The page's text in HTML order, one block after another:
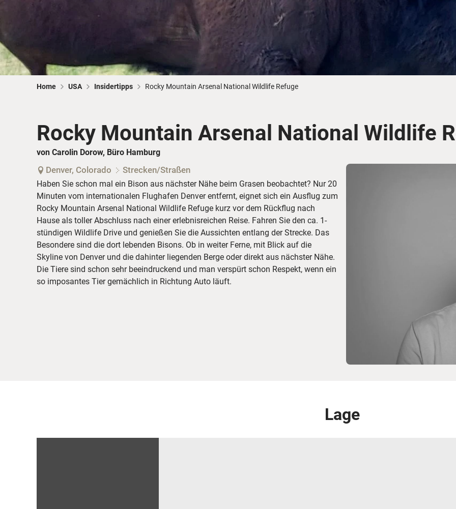
Hawaii
Skireisen
CANUSA-Magazin
Über uns
Home USA Insidertipps Rocky Mountain Arsenal National Wildlife Refuge
Rocky Mountain Arsenal National Wildlife
von Carolin Dorow, Büro Hamburg
Denver, Colorado Strecken/Straßen
Haben Sie schon mal ein Bison aus nächster Nähe beim Grasen beobachtet? Nur 20
Minuten vom internationalen Flughafen Denver entfernt, eignet sich ein Ausflug zum
Rocky Mountain Arsenal National Wildlife Refuge kurz vor dem Rückflug nach
Hause als toller Abschluss nach einer erlebnisreichen Reise. Fahren Sie den ca. 1-
stündigen Wildlife Drive und genießen Sie die Aussichten entlang der Strecke. Das
Besondere sind die dort lebenden Bisons. Ob in weiter Ferne, mit Blick auf die
Skyline von Denver und die dahinter liegenden Berge oder direkt aus nächster Nähe.
Die Tiere sind schon sehr beeindruckend und man verspürt schon Respekt, wenn ein
so imposantes Tier gemächlich in Richtung Auto läuft.
Lage